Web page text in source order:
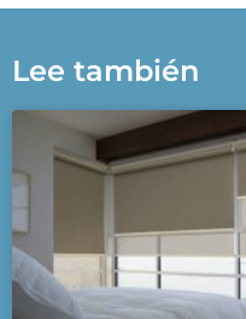
Lee también